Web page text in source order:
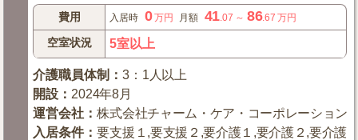
費用 入居時 0万円 月額 41 .07 ～ 86.67 万円
空室状況 5室以上
介護職員体制 ：3：1人以上
開設 ： 2024年8月
運営会社 ：株式会社チャーム・ケア・コーポレーション
入居条件：要支援１,要支援２,要介護１,要介護２,要介護